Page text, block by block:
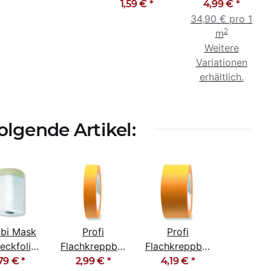
Stahlblatt
1,59 € *
4,99 € *
34,90 € pro 1
m2
Weitere
Variationen
erhältlich.
Artikel:
Mask
mit€*
Profi
Flachkreppband
Goldband
2,99 € *
Profi
Flachkreppband
Goldband
4,19 € *